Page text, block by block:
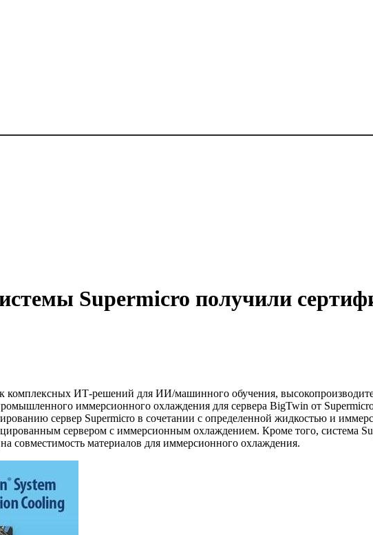
Supermicro получили
комплексных ИТ-решений для ИИ/машинного обучения,
иммерсионного охлаждения для сервера BigTwin от
сервер Supermicro в сочетании с определенной жидкостью и
сервером с иммерсионным охлаждением. Кроме того, система
совместимость материалов для иммерсионного охлаждения.